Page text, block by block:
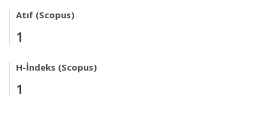
Atıf (Scopus)
1
H-İndeks (Scopus)
1